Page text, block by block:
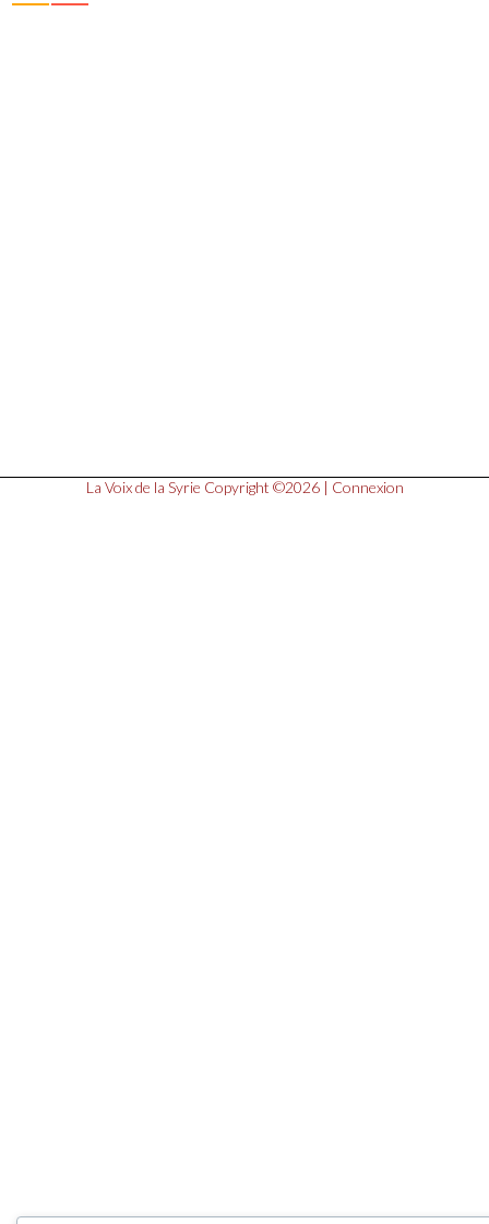
La Voix de la Syrie Copyright ©2026 | Connexion